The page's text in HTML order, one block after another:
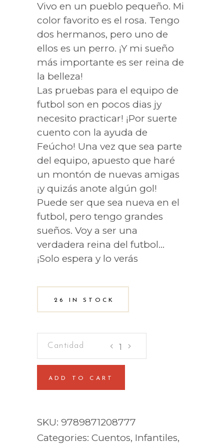
Vivo en un pueblo pequeño. Mi
color favorito es el rosa. Tengo
dos hermanos, pero uno de
ellos es un perro. ¡Y mi sueño
más importante es ser reina de
la belleza!
Las pruebas para el equipo de
futbol son en pocos dias jy
necesito practicar! ¡Por suerte
cuento con la ayuda de
Feúcho! Una vez que sea parte
del equipo, apuesto que haré
un montón de nuevas amigas
¡y quizás anote algún gol!
Puede ser que sea nueva en el
futbol, pero tengo grandes
sueños. Voy a ser una
verdadera reina del futbol…
¡Solo espera y lo verás
26 IN STOCK
-
Reina
quantity
ADD TO CART
SKU: 9789871208777
Categories: Cuentos, Infantiles,